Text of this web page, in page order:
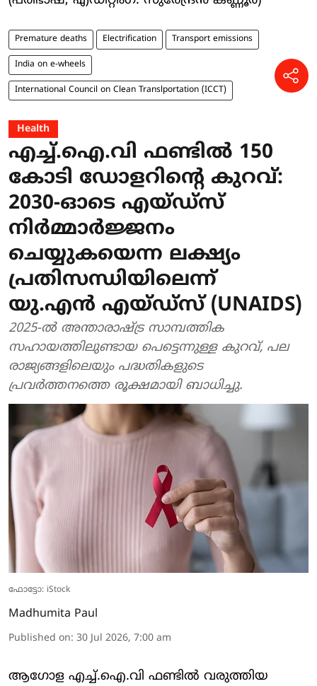
Premature deaths Electrification Transport emissions
India on e-wheels
International Council on Clean Translportation (ICCT)
Health
എച്ച്.ഐ.വി ഫണ്ടിൽ 150
കോടി ഡോളറിന്റെ കുറവ്:
2030-ഓടെ എയ്ഡ്സ്
നിർമ്മാർജ്ജനം
ചെയ്യുകയെന്ന ലക്ഷ്യം
പ്രതിസന്ധിയിലെന്ന്
യു.എൻ എയ്ഡ്സ് (UNAIDS)
2025-ൽ അന്താരാഷ്ട്ര സാമ്പത്തിക
സഹായത്തിലുണ്ടായ പെട്ടെന്നുള്ള കുറവ്, പല
രാജ്യങ്ങളിലെയും പദ്ധതികളുടെ
പ്രവർത്തനത്തെ രൂക്ഷമായി ബാധിച്ചു.
ഫോട്ടോ: iStock
Madhumita Paul
Published on: 30 Jul 2026, 7:00 am
ആഗോള എച്ച്.ഐ.വി ഫണ്ടിൽ വരുത്തിയ